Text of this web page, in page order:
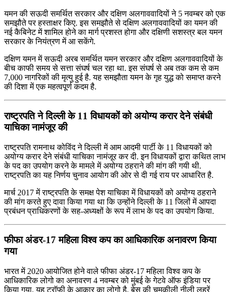
यमन की सऊदी समर्थित सरकार और दक्षिण अलगाववादियों ने 5 नवम्बर को एक
समझौते पर हस्ताक्षर किए. इस समझौते से दक्षिण अलगाववादियों का यमन की
नई कैबिनेट में शामिल होने का मार्ग प्रशस्त होगा और दक्षिणी सशस्त्र बल यमन
सरकार के नियंत्रण में आ सकेंगे.
दक्षिण यमन में सऊदी अरब समर्थित यमन सरकार और दक्षिण अलगाववादियों के
बीच काफी समय से सत्ता संघर्ष चल रहा था. इस संघर्ष से अब तक कम से कम
7,000 नागरिकों की मृत्यु हुई है. यह समझौता यमन के गृह युद्ध को समाप्त करने
की दिशा में एक महत्वपूर्ण कदम है.
राष्ट्रपति ने दिल्ली के 11 विधायकों को अयोग्य करार देने संबंधी
याचिका नामंजूर की
राष्ट्रपति रामनाथ कोविंद ने दिल्ली में आम आदमी पार्टी के 11 विधायकों को
अयोग्य करार देने संबंधी याचिका नामंजूर कर दी. इन विधायकों द्वारा कथित लाभ
के पद का उपयोग करने के मामले में अयोग्य ठहराने की मांग की गयी थी.
राष्ट्रपति का यह निर्णय चुनाव आयोग की ओर से दी गई राय पर आधारित है.
मार्च 2017 में राष्ट्रपति के समक्ष पेश याचिका में विधायकों को अयोग्य ठहराने
की मांग करते हुए दावा किया गया था कि उन्होंने दिल्ली के 11 जिलों में आपदा
प्रबंधन प्राधिकरणों के सह-अध्यक्षों के रूप में लाभ के पद का उपयोग किया.
फीफा अंडर-17 महिला विश्व कप का आधिकारिक अनावरण किया
गया
भारत में 2020 आयोजित होने वाले फीफा अंडर-17 महिला विश्व कप के
आधिकारिक लोगो का अनावरण 4 नवम्बर को मुंबई के गेटवे ऑफ इंडिया पर
किया गया. यह ट्रॉफी के आकार का लोगो है. बेस की चमकीली नीली लहरें